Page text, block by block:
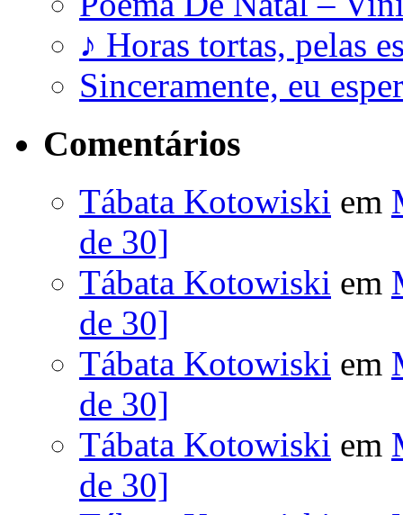
♪ Horas tortas, pelas
Sinceramente, eu
Comentários
Tábata Kotowiski em
de 30]
Tábata Kotowiski em
de 30]
Tábata Kotowiski em
de 30]
Tábata Kotowiski em
de 30]